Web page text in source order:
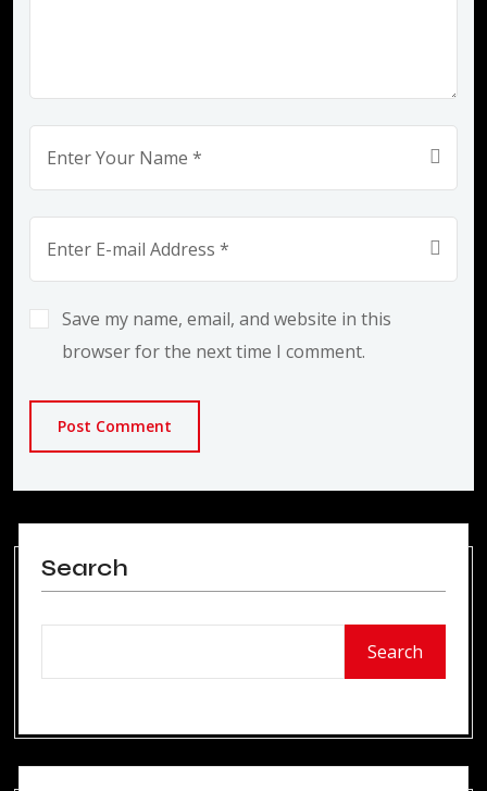
Save my name, email, and website in this
browser for the next time I comment.
Post Comment
Search
Search